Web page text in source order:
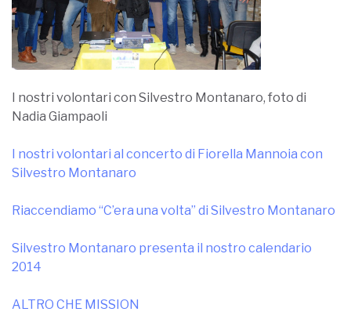
I nostri volontari con Silvestro Montanaro, foto di
Nadia Giampaoli
I nostri volontari al concerto di Fiorella Mannoia con
Silvestro Montanaro
Riaccendiamo “C’era una volta” di Silvestro Montanaro
Silvestro Montanaro presenta il nostro calendario
2014
ALTRO CHE MISSION